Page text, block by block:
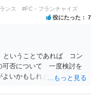
ンス #FC・フランチャイズ
役にたった 7
いうことであれば コン
可否について 一度検討を
いかもしれません。 ネッ
に 弁護士に相談されるの